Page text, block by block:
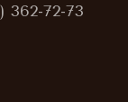
362-72-73